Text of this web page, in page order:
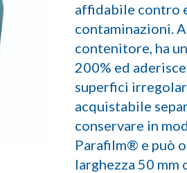
affidabile contro
contaminazioni.
contenitore, ha
200% ed
superfici
acquistabile
conservare in
Parafilm® e può
larghezza 50 mm